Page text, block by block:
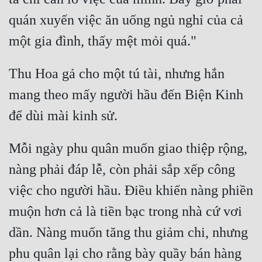
quán xuyến việc ăn uống ngủ nghỉ của cả
Thu Hoa gả cho một tú tài, nhưng hắn
mang theo mấy người hầu đến Biện Kinh
Mỗi ngày phu quân muốn giao thiệp rộng,
nàng phải đáp lễ, còn phải sắp xếp công
việc cho người hầu. Điều khiến nàng phiền
muộn hơn cả là tiền bạc trong nhà cứ vơi
dần. Nàng muốn tăng thu giảm chi, nhưng
phu quân lại cho rằng bày quầy bán hàng